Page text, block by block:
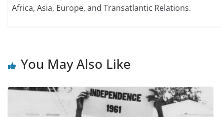
Africa, Asia, Europe, and Transatlantic Relations.
You May Also Like